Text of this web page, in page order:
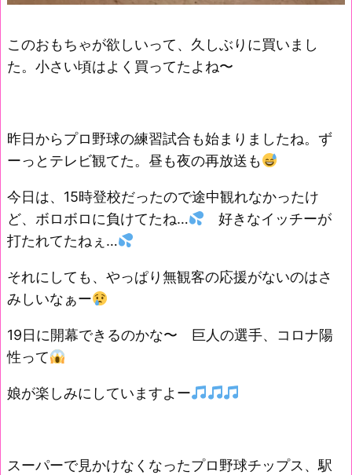
このおもちゃが欲しいって、久しぶりに買いまし
た。小さい頃はよく買ってたよね〜
昨日からプロ野球の練習試合も始まりましたね。ず
ーっとテレビ観てた。昼も夜の再放送も
今日は、15時登校だったので途中観れなかったけ
ど、ボロボロに負けてたね…
好きなイッチーが
打たれてたねぇ…
それにしても、やっぱり無観客の応援がないのはさ
みしいなぁー
19日に開幕できるのかな〜 巨人の選手、コロナ陽
性って
娘が楽しみにしていますよー
スーパーで見かけなくなったプロ野球チップス、駅